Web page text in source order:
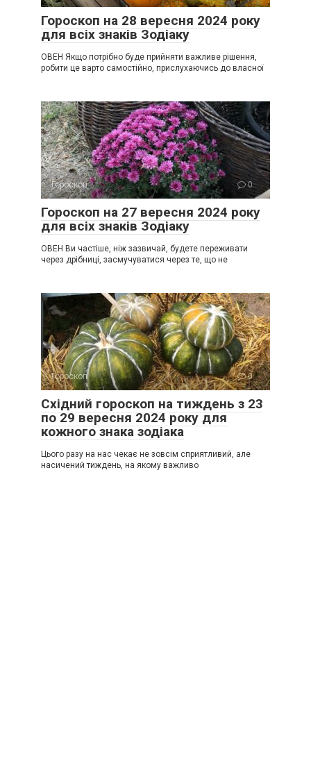
Гороскоп на 28 вересня 2024 року
для всіх знаків Зодіаку
ОВЕН Якщо потрібно буде прийняти важливе рішення,
робити це варто самостійно, прислухаючись до власної
Гороскоп 0
Гороскоп на 27 вересня 2024 року
для всіх знаків Зодіаку
ОВЕН Ви частіше, ніж зазвичай, будете переживати
через дрібниці, засмучуватися через те, що не
Гороскоп 0
Східний гороскоп на тиждень з 23
по 29 вересня 2024 року для
кожного знака зодіака
Цього разу на нас чекає не зовсім сприятливий, але
насичений тиждень, на якому важливо